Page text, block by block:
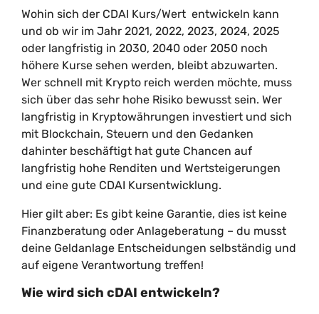
Wohin sich der CDAI Kurs/Wert entwickeln kann
und ob wir im Jahr 2021, 2022, 2023, 2024, 2025
oder langfristig in 2030, 2040 oder 2050 noch
höhere Kurse sehen werden, bleibt abzuwarten.
Wer schnell mit Krypto reich werden möchte, muss
sich über das sehr hohe Risiko bewusst sein. Wer
langfristig in Kryptowährungen investiert und sich
mit Blockchain, Steuern und den Gedanken
dahinter beschäftigt hat gute Chancen auf
langfristig hohe Renditen und Wertsteigerungen
und eine gute CDAI Kursentwicklung.
Hier gilt aber: Es gibt keine Garantie, dies ist keine
Finanzberatung oder Anlageberatung – du musst
deine Geldanlage Entscheidungen selbständig und
auf eigene Verantwortung treffen!
Wie wird sich cDAI entwickeln?